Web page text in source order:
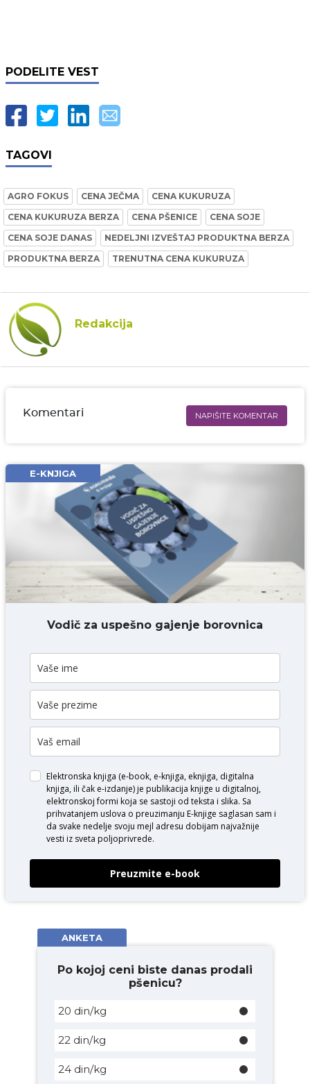
PODELITE VEST
TAGOVI
AGRO FOKUS CENA JEČMA
CENA KUKURUZA
CENA KUKURUZA BERZA
CENA PŠENICE
CENA SOJE
CENA SOJE DANAS
NEDELJNI IZVEŠTAJ PRODUKTNA BERZA
PRODUKTNA BERZA
TRENUTNA CENA KUKURUZA
Redakcija
Komentari NAPIŠITE KOMENTAR
Email* obavezno
Komentar* obavezno
DODAJ KOMENTAR
E-KNJIGA
Vodič za uspešno gajenje borovnica
Elektronska knjiga (e-book, e-knjiga, eknjiga, digitalna
knjiga, ili čak e-izdanje) je publikacija knjige u digitalnoj,
elektronskoj formi koja se sastoji od teksta i slika. Sa
prihvatanjem uslova o preuzimanju E-knjige saglasan sam i
da svake nedelje svoju mejl adresu dobijam najvažnije
vesti iz sveta poljoprivrede.
Preuzmite e-book
ANKETA
Po kojoj ceni biste danas prodali
pšenicu?
20 din/kg
22 din/kg
24 din/kg